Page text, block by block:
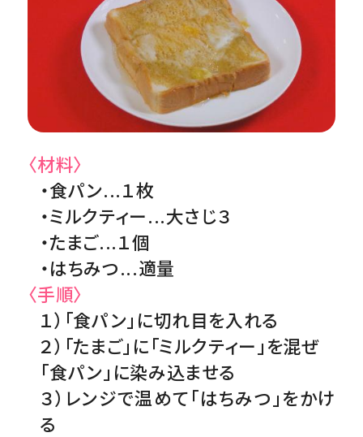
〈材料〉
・食パン...１枚
・ミルクティー...大さじ３
・たまご...１個
・はちみつ...適量
〈手順〉
１）「食パン」に切れ目を入れる
２）「たまご」に「ミルクティー」を混ぜ
「食パン」に染み込ませる
３）レンジで温めて「はちみつ」をかけ
る